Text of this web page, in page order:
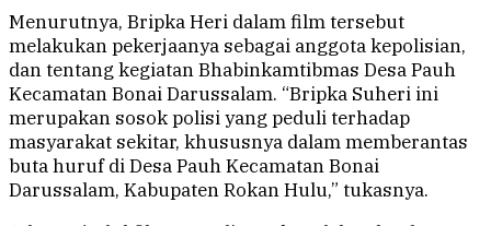
Menurutnya, Bripka Heri dalam film tersebut
melakukan pekerjaanya sebagai anggota kepolisian,
dan tentang kegiatan Bhabinkamtibmas Desa Pauh
Kecamatan Bonai Darussalam. “Bripka Suheri ini
merupakan sosok polisi yang peduli terhadap
masyarakat sekitar, khususnya dalam memberantas
buta huruf di Desa Pauh Kecamatan Bonai
Darussalam, Kabupaten Rokan Hulu,” tukasnya.